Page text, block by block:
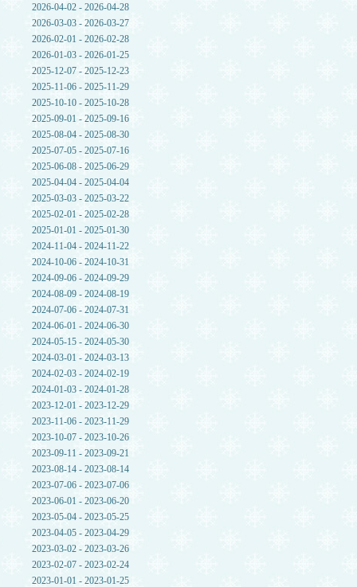
2026-04-02 - 2026-04-28
2026-03-03 - 2026-03-27
2026-02-01 - 2026-02-28
2026-01-03 - 2026-01-25
2025-12-07 - 2025-12-23
2025-11-06 - 2025-11-29
2025-10-10 - 2025-10-28
2025-09-01 - 2025-09-16
2025-08-04 - 2025-08-30
2025-07-05 - 2025-07-16
2025-06-08 - 2025-06-29
2025-04-04 - 2025-04-04
2025-03-03 - 2025-03-22
2025-02-01 - 2025-02-28
2025-01-01 - 2025-01-30
2024-11-04 - 2024-11-22
2024-10-06 - 2024-10-31
2024-09-06 - 2024-09-29
2024-08-09 - 2024-08-19
2024-07-06 - 2024-07-31
2024-06-01 - 2024-06-30
2024-05-15 - 2024-05-30
2024-03-01 - 2024-03-13
2024-02-03 - 2024-02-19
2024-01-03 - 2024-01-28
2023-12-01 - 2023-12-29
2023-11-06 - 2023-11-29
2023-10-07 - 2023-10-26
2023-09-11 - 2023-09-21
2023-08-14 - 2023-08-14
2023-07-06 - 2023-07-06
2023-06-01 - 2023-06-20
2023-05-04 - 2023-05-25
2023-04-05 - 2023-04-29
2023-03-02 - 2023-03-26
2023-02-07 - 2023-02-24
2023-01-01 - 2023-01-25